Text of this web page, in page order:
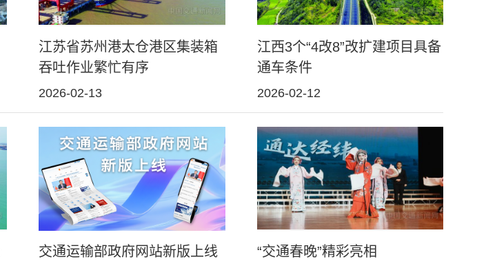
江苏省苏州港太仓港区集装箱
吞吐作业繁忙有序
2026-02-13
江西3个“4改8”改扩建项目具备
通车条件
2026-02-12
交通运输部政府网站新版上线 “交通春晚”精彩亮相